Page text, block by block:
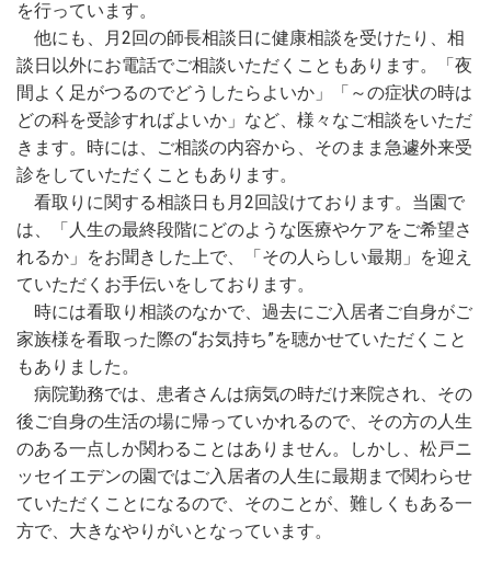
を行っています。
他にも、月2回の師長相談日に健康相談を受けたり、相
談日以外にお電話でご相談いただくこともあります。「夜
間よく足がつるのでどうしたらよいか」「～の症状の時は
どの科を受診すればよいか」など、様々なご相談をいただ
きます。時には、ご相談の内容から、そのまま急遽外来受
診をしていただくこともあります。
看取りに関する相談日も月2回設けております。当園で
は、「人生の最終段階にどのような医療やケアをご希望さ
れるか」をお聞きした上で、「その人らしい最期」を迎え
ていただくお手伝いをしております。
時には看取り相談のなかで、過去にご入居者ご自身がご
家族様を看取った際の“お気持ち”を聴かせていただくこと
もありました。
病院勤務では、患者さんは病気の時だけ来院され、その
後ご自身の生活の場に帰っていかれるので、その方の人生
のある一点しか関わることはありません。しかし、松戸ニ
ッセイエデンの園ではご入居者の人生に最期まで関わらせ
ていただくことになるので、そのことが、難しくもある一
方で、大きなやりがいとなっています。